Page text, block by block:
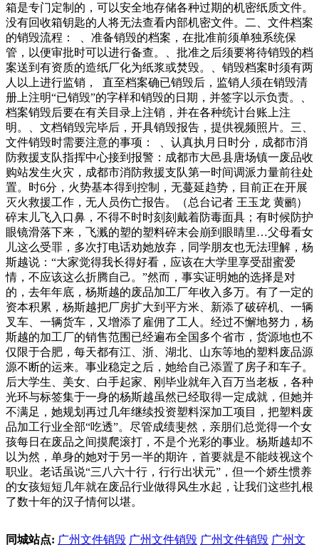
箱是专门定制的，可以安全地存储各种过期的机密纸质文件。
没有回收箱钥匙的人将无法查看内部机密文件。二、文件档案
的销毁流程： 、准备销毁的档案，在批准前须单独系统保
管，以便审批时可以进行备查。、批准之后须要将待销毁的档
案送到有资质的造纸厂化为纸浆或焚毁。、销毁档案时须有两
人以上进行监销， 直至档案确已销毁后，监销人须在销毁清
册上注明“已销毁”的字样和销毁的日期，并签字以示负责。、
档案销毁后要在有关目录上注销，并在各种统计台账上注
明。、文档销毁完毕后，开具销毁报告，提供视频照片。三、
文件销毁时需要注意的事项： 、认真执月日时分，成都市消
防救援支队指挥中心接到报警：成都市大邑县唐场镇一废品收
购站发生火灾，成都市消防救援支队第一时间调派力量前往处
置。时6分，火势基本得到控制，无蔓延趋势，目前正在开展
灭火救援工作，无人员伤亡报告。（总台记者 王玉龙 黄鹂）
碎末儿飞入口鼻，不得不时时刻刻戴着防毒面具；有时候防护
眼镜滑落下来，飞溅的塑的塑料碎末会崩到眼睛里…父母看女
儿这么受罪，多次打电话劝她放弃，同学朋友也无法理解，杨
斯越说：“大家觉得我长得好看，应该在大学里享受甜蜜爱
情，不应该这么折腾自己。”然而，事实证明她的选择是对
的，去年年底，杨斯越的废品加工厂年收入多万。有了一定的
资本积累，杨斯越把厂房扩大到平方米、新添了破碎机、一辆
叉车、一辆货车，又增添了雇佣了工人。经过不懈地努力，杨
斯越的加工厂的销售范围已经遍布全国多个省市，货源地也不
仅限于合肥，每天都有江、浙、湖北、山东等地的塑料废品源
源不断的运来。事业稳定之后，她给自己添置了房子和车子。
后大学生、美女、白手起家、刚毕业就年入百万当老板，各种
光环与标签集于一身的杨斯越虽然已经取得一定成就，但她并
不满足，她规划再过几年继续投资塑料深加工项目，把塑料废
品加工行业全部“吃透”。尽管成绩斐然，亲朋们总觉得一个女
孩每日在废品之间摸爬滚打，不是个光彩的事业。杨斯越却不
以为然，单身的她对于另一半的期许，首要就是不能歧视这个
职业。老话虽说“三八六十行，行行出状元”，但一个娇生惯养
的女孩短短几年就在废品行业做得风生水起，让我们这些扎根
了数十年的汉子情何以堪。
同城站点: 广州文件销毁 广州文件销毁 广州文件销毁 广州文